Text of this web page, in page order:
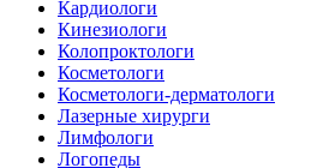
Кардиологи
Кинезиологи
Колопроктологи
Косметологи
Косметологи-дерматологи
Лазерные хирурги
Лимфологи
Логопеды